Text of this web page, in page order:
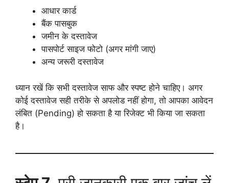
आधार कार्ड
बैंक पासबुक
जमीन के दस्तावेज
पासपोर्ट साइज फोटो (अगर मांगी जाए)
अन्य जरूरी दस्तावेज
ध्यान रखें कि सभी दस्तावेज साफ और स्पष्ट होने चाहिए। अगर
कोई दस्तावेज सही तरीके से अपलोड नहीं होगा, तो आपका आवेदन
लंबित (Pending) हो सकता है या रिजेक्ट भी किया जा सकता
है।